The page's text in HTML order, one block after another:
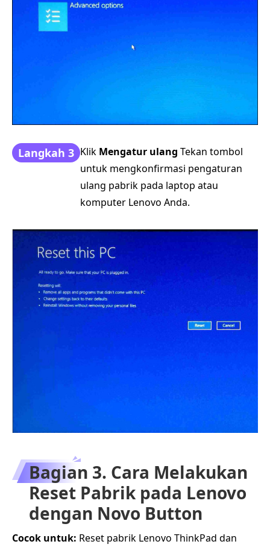
Langkah 3 Klik Mengatur ulang Tekan tombol
untuk mengkonfirmasi pengaturan
ulang pabrik pada laptop atau
komputer Lenovo Anda.
Bagian 3. Cara Melakukan
Reset Pabrik pada Lenovo
dengan Novo Button
Cocok untuk: Reset pabrik Lenovo ThinkPad dan